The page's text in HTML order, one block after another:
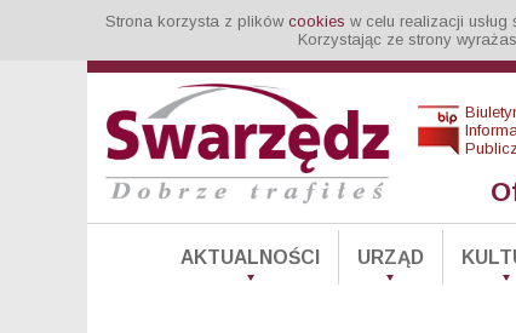
Strona korzysta z plików cookies w celu realizacji
Korzystając ze strony
AKTUALNOŚCI URZĄD